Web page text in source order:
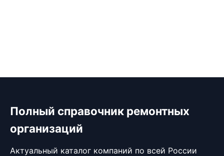
Полный справочник ремонтных
организаций
Актуальный каталог компаний по всей России